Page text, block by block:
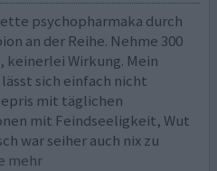
psychopharmaka durch
an der Reihe. Nehme 300
keinerlei Wirkung. Mein
sich einfach nicht
mit täglichen
mit Feindseeligkeit, Wut
war seiher auch nix zu
mehr